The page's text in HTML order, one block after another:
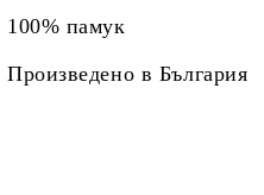
100% памук
Произведено в България